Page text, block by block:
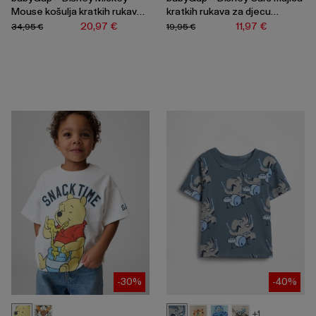
Mouse košulja kratkih rukava
za djecu dječake20,97 €
34,95 €
kratkih rukava za djecu
dječake
11,97 €
19,95 €
-30% -40%